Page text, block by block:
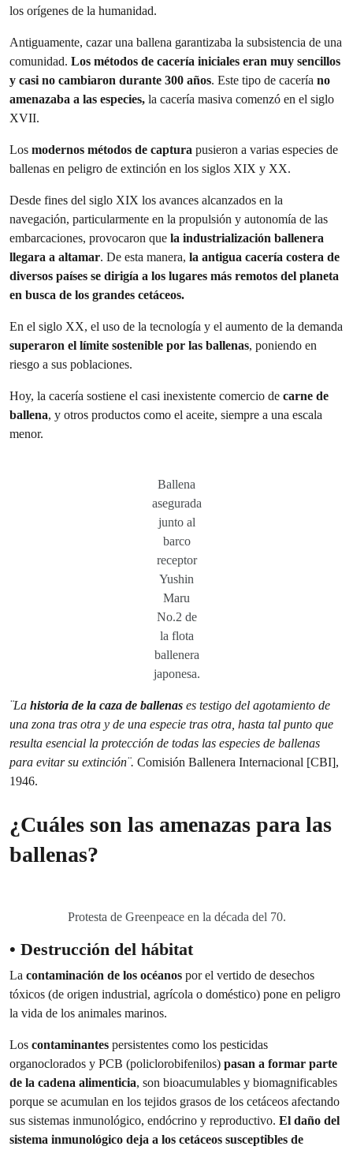
los orígenes de la humanidad.
Antiguamente, cazar una ballena garantizaba la subsistencia de una
comunidad. Los métodos de cacería iniciales eran muy sencillos
y casi no cambiaron durante 300 años. Este tipo de cacería no
amenazaba a las especies, la cacería masiva comenzó en el siglo
XVII.
Los modernos métodos de captura pusieron a varias especies de
ballenas en peligro de extinción en los siglos XIX y XX.
Desde fines del siglo XIX los avances alcanzados en la
navegación, particularmente en la propulsión y autonomía de las
embarcaciones, provocaron que la industrialización ballenera
llegara a altamar. De esta manera, la antigua cacería costera de
diversos países se dirigía a los lugares más remotos del planeta
en busca de los grandes cetáceos.
En el siglo XX, el uso de la tecnología y el aumento de la demanda
superaron el límite sostenible por las ballenas, poniendo en
riesgo a sus poblaciones.
Hoy, la cacería sostiene el casi inexistente comercio de carne de
ballena, y otros productos como el aceite, siempre a una escala
menor.
Ballena
asegurada
junto al
barco
receptor
Yushin
Maru
No.2 de
la flota
ballenera
japonesa.
¨La historia de la caza de ballenas es testigo del agotamiento de
una zona tras otra y de una especie tras otra, hasta tal punto que
resulta esencial la protección de todas las especies de ballenas
para evitar su extinción¨. Comisión Ballenera Internacional [CBI],
1946.
¿Cuáles son las amenazas para las
ballenas?
Protesta de Greenpeace en la década del 70.
• Destrucción del hábitat
La contaminación de los océanos por el vertido de desechos
tóxicos (de origen industrial, agrícola o doméstico) pone en peligro
la vida de los animales marinos.
Los contaminantes persistentes como los pesticidas
organoclorados y PCB (policlorobifenilos) pasan a formar parte
de la cadena alimenticia, son bioacumulables y biomagnificables
porque se acumulan en los tejidos grasos de los cetáceos afectando
sus sistemas inmunológico, endócrino y reproductivo. El daño del
sistema inmunológico deja a los cetáceos susceptibles de